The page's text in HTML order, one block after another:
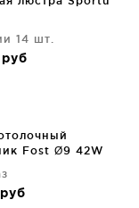
14 шт.
руб
Fost Ø9 42W
руб